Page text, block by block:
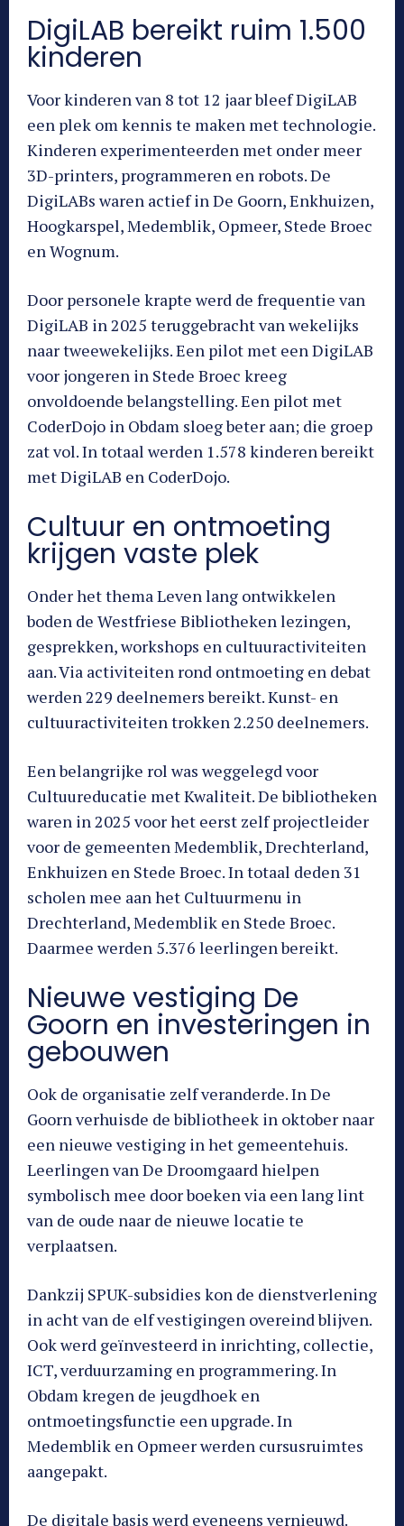
DigiLAB bereikt ruim 1.500
kinderen
Voor kinderen van 8 tot 12 jaar bleef DigiLAB
een plek om kennis te maken met technologie.
Kinderen experimenteerden met onder meer
3D-printers, programmeren en robots. De
DigiLABs waren actief in De Goorn, Enkhuizen,
Hoogkarspel, Medemblik, Opmeer, Stede Broec
en Wognum.
Door personele krapte werd de frequentie van
DigiLAB in 2025 teruggebracht van wekelijks
naar tweewekelijks. Een pilot met een DigiLAB
voor jongeren in Stede Broec kreeg
onvoldoende belangstelling. Een pilot met
CoderDojo in Obdam sloeg beter aan; die groep
zat vol. In totaal werden 1.578 kinderen bereikt
met DigiLAB en CoderDojo.
Cultuur en ontmoeting
krijgen vaste plek
Onder het thema Leven lang ontwikkelen
boden de Westfriese Bibliotheken lezingen,
gesprekken, workshops en cultuuractiviteiten
aan. Via activiteiten rond ontmoeting en debat
werden 229 deelnemers bereikt. Kunst- en
cultuuractiviteiten trokken 2.250 deelnemers.
Een belangrijke rol was weggelegd voor
Cultuureducatie met Kwaliteit. De bibliotheken
waren in 2025 voor het eerst zelf projectleider
voor de gemeenten Medemblik, Drechterland,
Enkhuizen en Stede Broec. In totaal deden 31
scholen mee aan het Cultuurmenu in
Drechterland, Medemblik en Stede Broec.
Daarmee werden 5.376 leerlingen bereikt.
Nieuwe vestiging De
Goorn en investeringen in
gebouwen
Ook de organisatie zelf veranderde. In De
Goorn verhuisde de bibliotheek in oktober naar
een nieuwe vestiging in het gemeentehuis.
Leerlingen van De Droomgaard hielpen
symbolisch mee door boeken via een lang lint
van de oude naar de nieuwe locatie te
verplaatsen.
Dankzij SPUK-subsidies kon de dienstverlening
in acht van de elf vestigingen overeind blijven.
Ook werd geïnvesteerd in inrichting, collectie,
ICT, verduurzaming en programmering. In
Obdam kregen de jeugdhoek en
ontmoetingsfunctie een upgrade. In
Medemblik en Opmeer werden cursusruimtes
aangepakt.
De digitale basis werd eveneens vernieuwd.